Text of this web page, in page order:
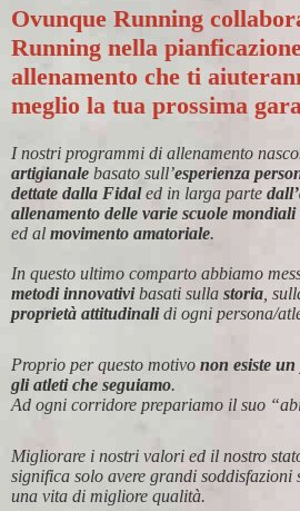
Ovunque Running
Running nella
allenamento che ti
meglio la tua prossima
I nostri programmi di allenamento
artigianale basato sull’esperienza
dettate dalla Fidaled in larga parte
allenamento delle varie scuole mondiali
ed al movimento amatoriale.
In questo ultimo comparto abbiamo
metodi innovativibasati sulla storia ,
proprietà attitudinalidi ogni persona/
Proprio per questo motivo non esiste
gli atleti che seguiamo.
Ad ogni corridore prepariamo il suo
Migliorare i nostri valori ed il nostro
significa solo avere grandi soddisfazioni
una vita di migliore qualità.